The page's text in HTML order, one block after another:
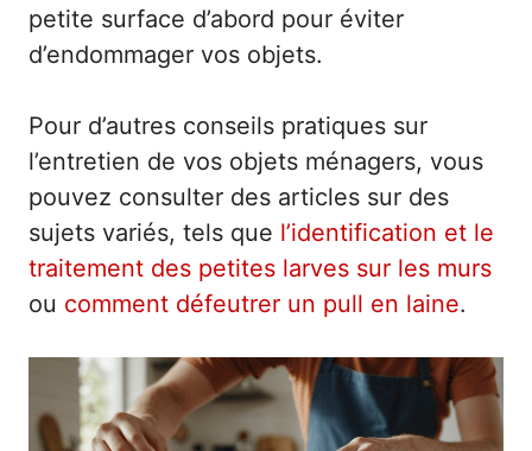
petite surface d’abord pour éviter
d’endommager vos objets.
Pour d’autres conseils pratiques sur
l’entretien de vos objets ménagers, vous
pouvez consulter des articles sur des
sujets variés, tels que l’identification et le
traitement des petites larves sur les murs
ou comment défeutrer un pull en laine.